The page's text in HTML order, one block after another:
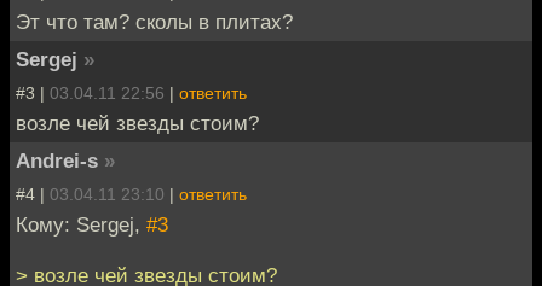
Эт что там? сколы в плитах?
Sergej »
#3 | 03.04.11 22:56 | ответить
возле чей звезды стоим?
Andrei-s »
#4 | 03.04.11 23:10 | ответить
Кому: Sergej, #3
> возле чей звезды стоим?